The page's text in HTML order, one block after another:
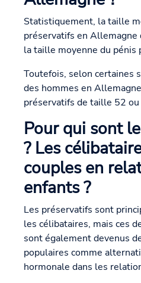
Statistiquement, la taille
préservatifs en
la taille moyenne du pénis
Toutefois, selon certaines
des hommes en
préservatifs de taille 52
Pour qui sont
? Les
couples en
enfants ?
Les préservatifs sont
les célibataires, mais ces
sont également devenus
populaires comme
hormonale dans les